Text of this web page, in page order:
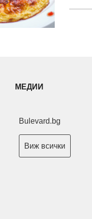
МЕДИИ
Bulevard.bg
Виж всички